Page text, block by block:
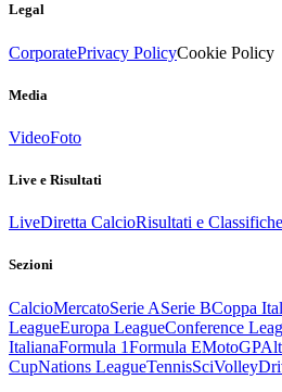
Legal
CorporatePrivacy PolicyCookie Policy
Media
VideoFoto
Live e Risultati
LiveDiretta CalcioRisultati e Classifiche
Sezioni
CalcioMercatoSerie ASerie BCoppa
LeagueEuropa LeagueConference
ItalianaFormula 1Formula EMotoGP
CupNations LeagueTennisSciVolley